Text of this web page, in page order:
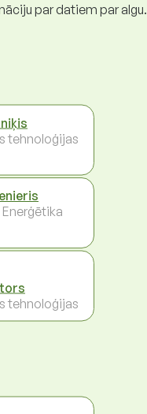
par datiem par algu.
tehnoloģijas
tehnoloģijas